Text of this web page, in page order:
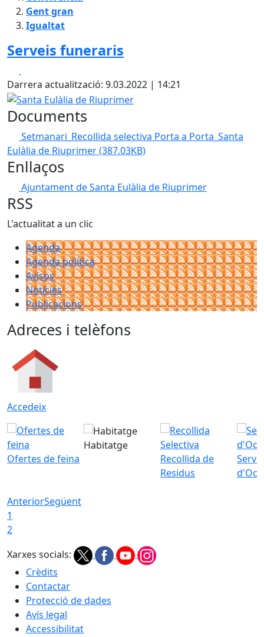
Gent gran
Igualtat
Serveis funeraris
Darrera actualització: 9.03.2022 | 14:21
Santa Eulàlia de Riuprimer
Documents
Setmanari_Recollida selectiva Porta a Porta_Santa
Eulàlia de Riuprimer(387.03KB)
Enllaços
Ajuntament de Santa Eulàlia de Riuprimer
RSS
L'actualitat a un clic
Agenda
Agenda política
Avisos
Notícies
Publicacions
Adreces i telèfons
Accedeix
Ofertes de feina
Habitatge
Recollida de
Residus
Servei
AnteriorSegüent
1
2
Xarxes socials:
Crèdits
Contactar
Protecció de dades
Avís legal
Accessibilitat